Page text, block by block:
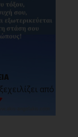
από